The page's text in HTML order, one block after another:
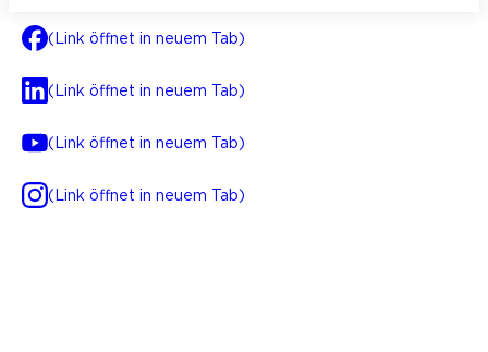
(Link öffnet in neuem Tab)
(Link öffnet in neuem Tab)
(Link öffnet in neuem Tab)
(Link öffnet in neuem Tab)